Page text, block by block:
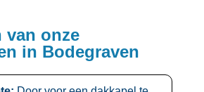
van onze
in Bodegraven